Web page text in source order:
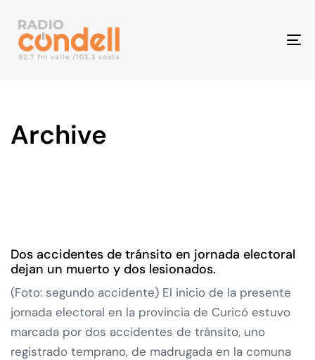
Archive
Dos accidentes de tránsito en jornada electoral
dejan un muerto y dos lesionados.
(Foto: segundo accidente) El inicio de la presente
jornada electoral en la provincia de Curicó estuvo
marcada por dos accidentes de tránsito, uno
registrado temprano, de madrugada en la comuna